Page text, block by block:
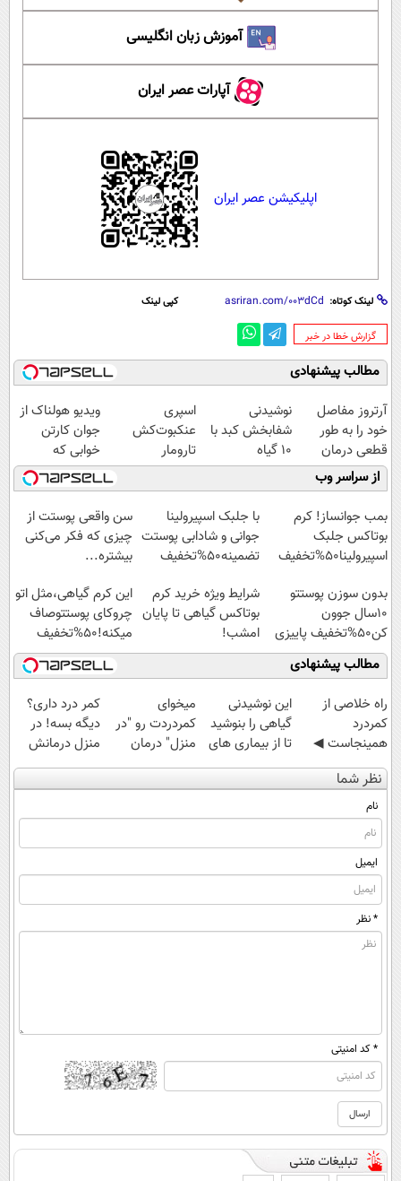
آموزش زبان انگلیسی
آپارات عصر ایران
اپلیکیشن عصر ایران
لینک کوتاه: کپی لینک
‌گزارش خطا در خبر
مطالب پیشنهادی
آرتروز مفاصل
خود را به طور
قطعی درمان
کنید!
◗پرسش‌نامه◖
نوشیدنی
شفابخش کبد با
10 گیاه
موثر(تخفیف تا
امشب)
اسپری
عنکبوت‌‌کش
تارومار
ازبین‌برنده انواع
عنکبوت
ویدیو هولناک از
جوان کارتن
خوابی که
میلیاردر شد.
آموزش رایگان
از سراسر وب
بمب جوانساز! کرم
بوتاکس جلبک
اسپیرولینا50%تخفیف
با جلبک اسپیرولینا
جوانی و شادابی پوستت
تضمینه50%تخفیف
سن واقعی پوستت از
چیزی که فکر می‌کنی
بیشتره...
بدون سوزن پوستتو
10سال جوون
کن50%تخفیف پاییزی
شرایط ویژه خرید کرم
بوتاکس گیاهی تا پایان
امشب!
این کرم گیاهی،مثل اتو
چروکای پوستتوصاف
میکنه!50%تخفیف
مطالب پیشنهادی
‌راه خلاصی از
کمردرد
همینجاست ◀
فقط کافیه فرم
رو پر کنی!
این نوشیدنی
گیاهی را بنوشید
تا از بیماری های
کبد پیشگیری
کنید
میخوای
کمردردت رو "در
منزل" درمان
کنی؟ (◂فیلم +
◂پرسش‌نامه)
کمر درد داری؟
دیگه بسه! در
منزل درمانش
کن
(◀پرسش‌نامه)
نظر شما
نام
ایمیل
* نظر
* کد امنیتی